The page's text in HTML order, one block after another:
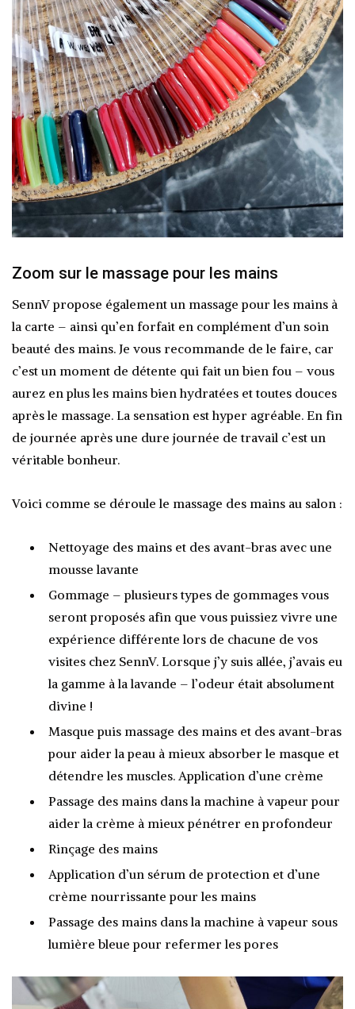
Zoom sur le massage pour les mains
SennV propose également un massage pour les mains à
la carte – ainsi qu’en forfait en complément d’un soin
beauté des mains. Je vous recommande de le faire, car
c’est un moment de détente qui fait un bien fou – vous
aurez en plus les mains bien hydratées et toutes douces
après le massage. La sensation est hyper agréable. En fin
de journée après une dure journée de travail c’est un
véritable bonheur.
Voici comme se déroule le massage des mains au salon :
Nettoyage des mains et des avant-bras avec une
mousse lavante
Gommage – plusieurs types de gommages vous
seront proposés afin que vous puissiez vivre une
expérience différente lors de chacune de vos
visites chez SennV. Lorsque j’y suis allée, j’avais eu
la gamme à la lavande – l’odeur était absolument
divine !
Masque puis massage des mains et des avant-bras
pour aider la peau à mieux absorber le masque et
détendre les muscles. Application d’une crème
Passage des mains dans la machine à vapeur pour
aider la crème à mieux pénétrer en profondeur
Rinçage des mains
Application d’un sérum de protection et d’une
crème nourrissante pour les mains
Passage des mains dans la machine à vapeur sous
lumière bleue pour refermer les pores